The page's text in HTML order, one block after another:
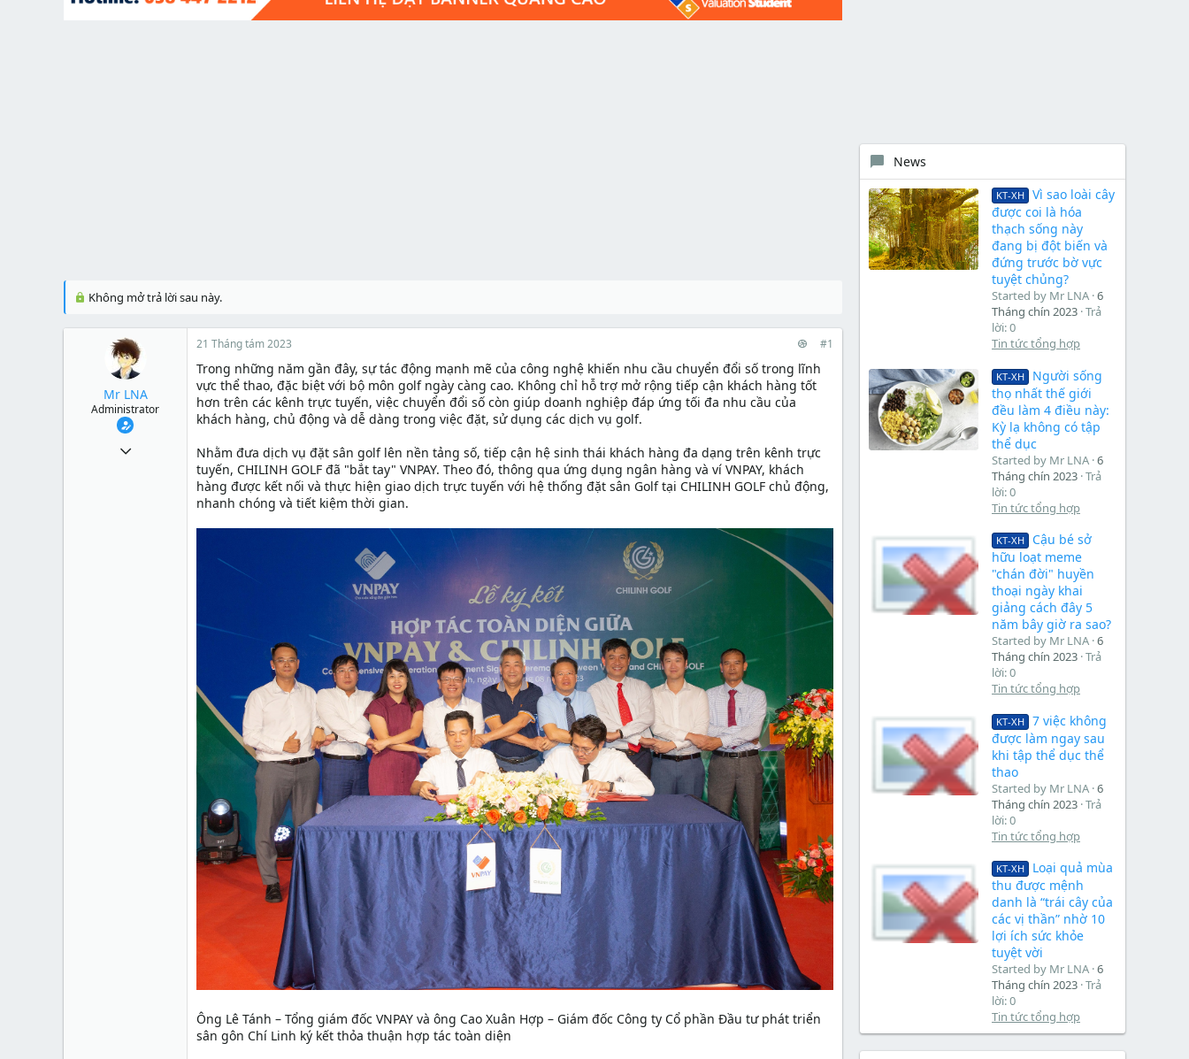
t
Không mở trả lời sau này.
Mr LNA
Administrator
21 Tháng tám 2023 #1
Trong những năm gần đây, sự tác động mạnh mẽ của công nghệ khiến nhu cầu chuyển đổi số trong lĩnh
vực thể thao, đặc biệt với bộ môn golf ngày càng cao. Không chỉ hỗ trợ mở rộng tiếp cận khách hàng tốt
hơn trên các kênh trực tuyến, việc chuyển đổi số còn giúp doanh nghiệp đáp ứng tối đa nhu cầu của
khách hàng, chủ động và dễ dàng trong việc đặt, sử dụng các dịch vụ golf.
Nhằm đưa dịch vụ đặt sân golf lên nền tảng số, tiếp cận hệ sinh thái khách hàng đa dạng trên kênh trực
tuyến, CHILINH GOLF đã "bắt tay" VNPAY. Theo đó, thông qua ứng dụng ngân hàng và ví VNPAY, khách
hàng được kết nối và thực hiện giao dịch trực tuyến với hệ thống đặt sân Golf tại CHILINH GOLF chủ động,
nhanh chóng và tiết kiệm thời gian.
Ông Lê Tánh – Tổng giám đốc VNPAY và ông Cao Xuân Hợp – Giám đốc Công ty Cổ phần Đầu tư phát triển
sân gôn Chí Linh ký kết thỏa thuận hợp tác toàn diện
News
KT-XH
Vì sao loài cây
được coi là hóa
thạch sống này
đang bị đột biến và
đứng trước bờ vực
tuyệt chủng?
Started by Mr LNA 6
Tháng chín 2023 Trả
lời: 0
Tin tức tổng hợp
KT-XH
Người sống
thọ nhất thế giới
đều làm 4 điều này:
Kỳ lạ không có tập
thể dục
Started by Mr LNA 6
Tháng chín 2023 Trả
lời: 0
Tin tức tổng hợp
KT-XH
Cậu bé sở
hữu loạt meme
"chán đời" huyền
thoại ngày khai
giảng cách đây 5
năm bây giờ ra sao?
Started by Mr LNA 6
Tháng chín 2023 Trả
lời: 0
Tin tức tổng hợp
KT-XH
7 việc không
được làm ngay sau
khi tập thể dục thể
thao
Started by Mr LNA 6
Tháng chín 2023 Trả
lời: 0
Tin tức tổng hợp
KT-XH
Loại quả mùa
thu được mệnh
danh là “trái cây của
các vị thần” nhờ 10
lợi ích sức khỏe
tuyệt vời
Started by Mr LNA 6
Tháng chín 2023 Trả
lời: 0
Tin tức tổng hợp